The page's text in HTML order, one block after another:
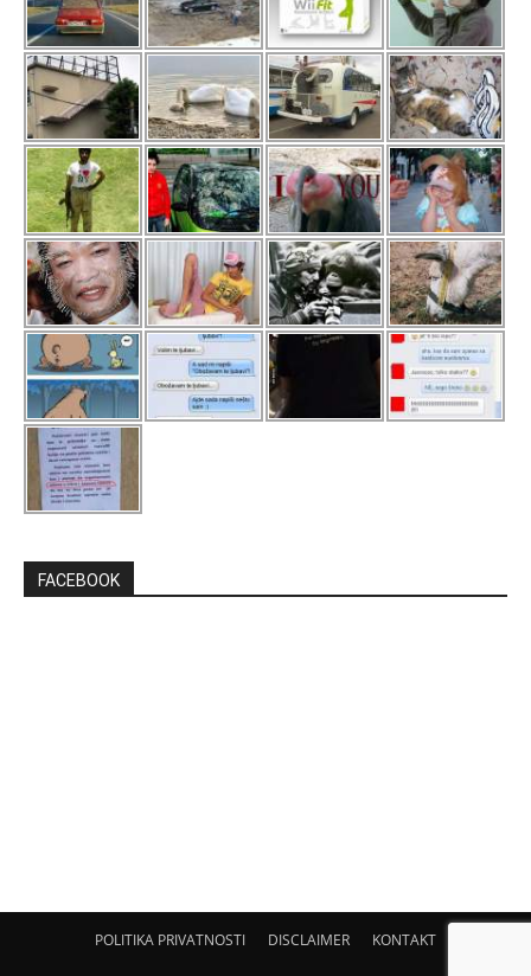
FACEBOOK
POLITIKA PRIVATNOSTI DISCLAIMER KONTAKT